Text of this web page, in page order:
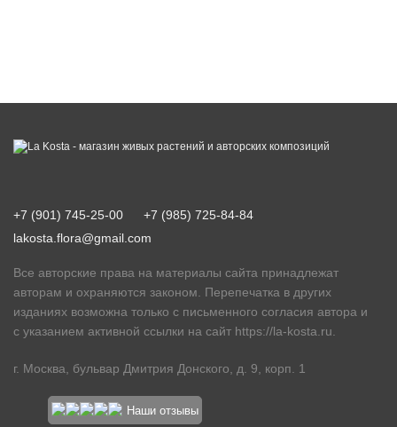
+7 (901) 745-25-00
+7 (985) 725-84-84
lakosta.flora@gmail.com
Все авторские права на материалы сайта принадлежат
авторам и охраняются законом. Перепечатка в других
изданиях возможна только с письменного согласия автора и
с указанием активной ссылки на сайт https://la-kosta.ru
г. Москва, бульвар Дмитрия Донского, д. 9, корп. 1
Наши отзывы